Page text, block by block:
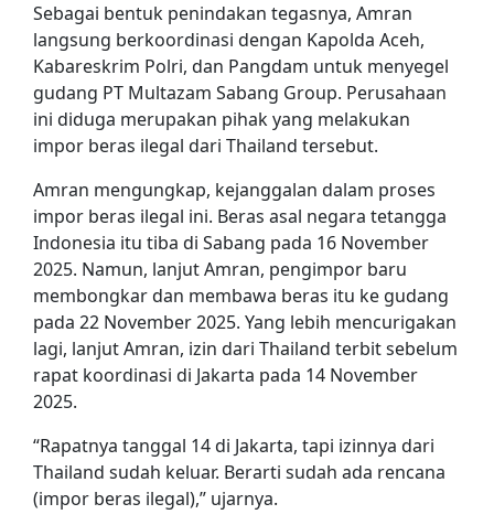
Sebagai bentuk penindakan tegasnya, Amran
langsung berkoordinasi dengan Kapolda Aceh,
Kabareskrim Polri, dan Pangdam untuk menyegel
gudang PT Multazam Sabang Group. Perusahaan
ini diduga merupakan pihak yang melakukan
impor beras ilegal dari Thailand tersebut.
Amran mengungkap, kejanggalan dalam proses
impor beras ilegal ini. Beras asal negara tetangga
Indonesia itu tiba di Sabang pada 16 November
2025. Namun, lanjut Amran, pengimpor baru
membongkar dan membawa beras itu ke gudang
pada 22 November 2025. Yang lebih mencurigakan
lagi, lanjut Amran, izin dari Thailand terbit sebelum
rapat koordinasi di Jakarta pada 14 November
2025.
“Rapatnya tanggal 14 di Jakarta, tapi izinnya dari
Thailand sudah keluar. Berarti sudah ada rencana
(impor beras ilegal),” ujarnya.